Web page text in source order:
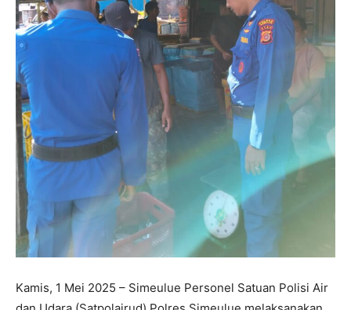
Kamis, 1 Mei 2025 – Simeulue Personel Satuan Polisi Air